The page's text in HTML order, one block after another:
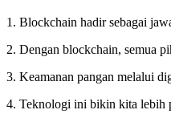
1. Blockchain hadir sebagai
2. Dengan blockchain, semua
3. Keamanan pangan melalui
4. Teknologi ini bikin kita lebih